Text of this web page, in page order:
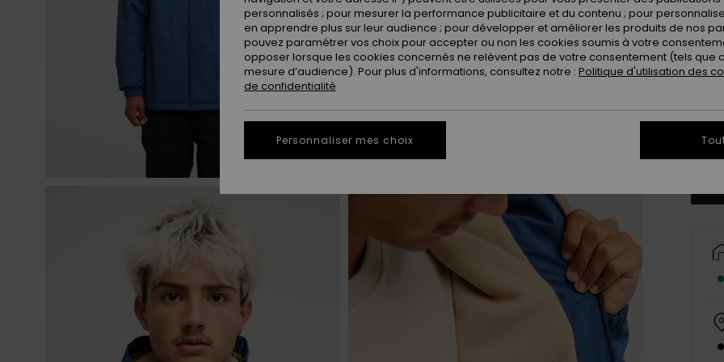
personnalisés ; pour mesurer la performance publicitaire et du contenu ; pour
en apprendre plus sur leur audience ; pour développer et améliorer les produits de nos
pouvez paramétrer vos choix pour accepter ou non les cookies soumis à votre
opposer lorsque les cookies concernés ne relèvent pas de votre consentement (tels que
mesure d’audience). Pour plus d'informations, consultez notre : Politique d'utilisation des
de confidentialité
Personnaliser mes choix